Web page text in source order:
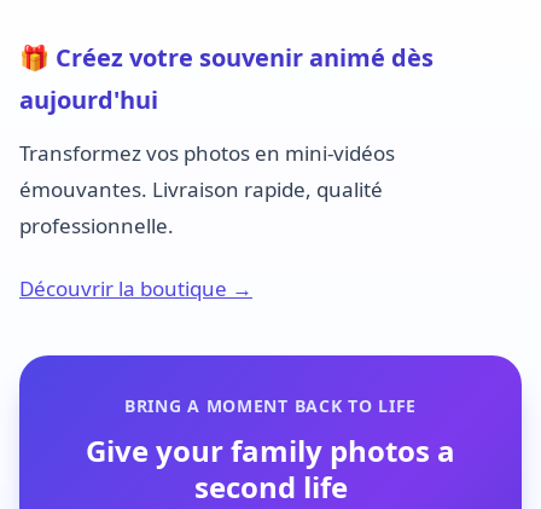
🎁 Créez votre souvenir animé dès
aujourd'hui
Transformez vos photos en mini-vidéos
émouvantes. Livraison rapide, qualité
professionnelle.
Découvrir la boutique →
BRING A MOMENT BACK TO LIFE
Give your family photos a
second life